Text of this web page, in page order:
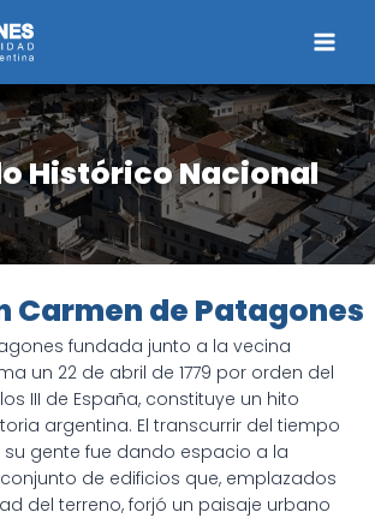
Histórico Nacional
Carmen de Patagones
fundada junto a la vecina
un 22 de abril de 1779 por orden del
III de España, constituye un hito
argentina. El transcurrir del tiempo
su gente fue dando espacio a la
de edificios que, emplazados
del terreno, forjó un paisaje urbano